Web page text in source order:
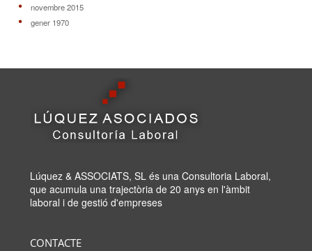
novembre 2015
gener 1970
Lúquez & ASSOCIATS, SL és una Consultoria Laboral,
que acumula una trajectòria de 20 anys en l'àmbit
laboral i de gestió d'empreses
CONTACTE